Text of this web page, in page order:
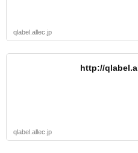
qlabel.allec.jp
http://
qlabel.allec.jp